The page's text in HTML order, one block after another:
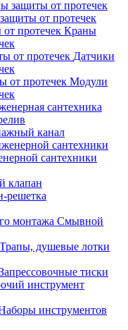
от протечек
Краны
Датчики
Модули
сантехника
канал
сантехники
клапан
решетка
Смывной
Трапы, душевые лотки
тиски
инструмент
инструментов